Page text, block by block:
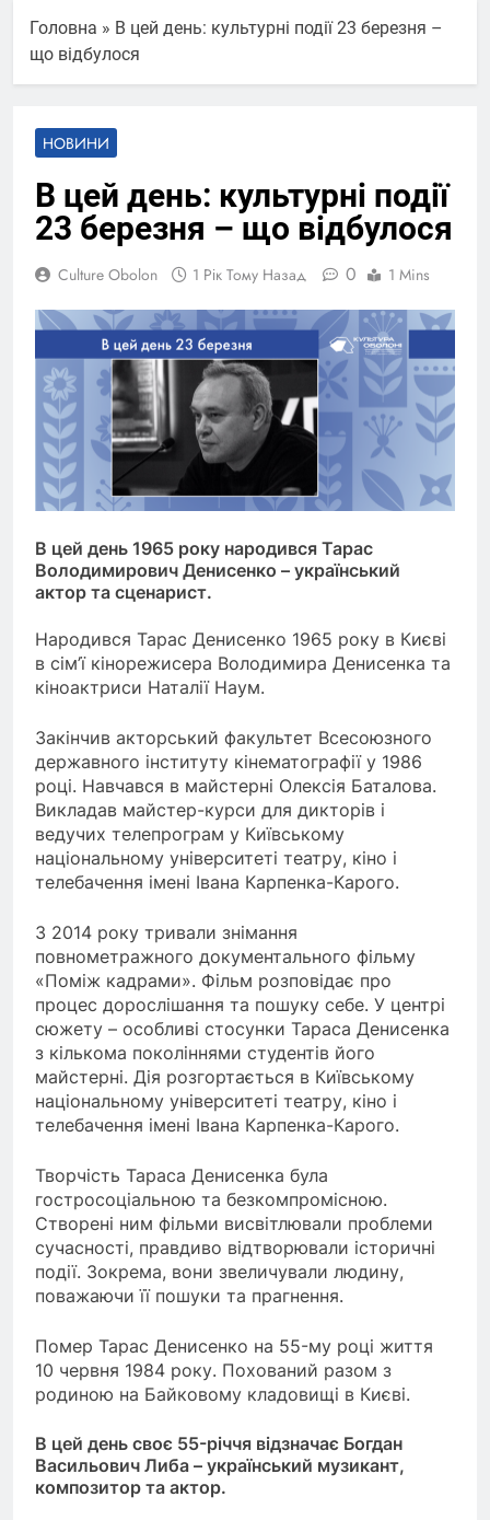
Головна » В цей день: культурні події 23 березня –
що відбулося
НОВИНИ
В цей день: культурні події
23 березня – що відбулося
Culture Obolon 1 Рік Тому Назад 0 1 Mins
В цей день 1965 року народився Тарас
Володимирович Денисенко – український
актор та сценарист.
Народився Тарас Денисенко 1965 року в Києві
в сім’ї кінорежисера Володимира Денисенка та
кіноактриси Наталії Наум.
Закінчив акторський факультет Всесоюзного
державного інституту кінематографії у 1986
році. Навчався в майстерні Олексія Баталова.
Викладав майстер-курси для дикторів і
ведучих телепрограм у Київському
національному університеті театру, кіно і
телебачення імені Івана Карпенка-Карого.
З 2014 року тривали знімання
повнометражного документального фільму
«Поміж кадрами». Фільм розповідає про
процес дорослішання та пошуку себе. У центрі
сюжету – особливі стосунки Тараса Денисенка
з кількома поколіннями студентів його
майстерні. Дія розгортається в Київському
національному університеті театру, кіно і
телебачення імені Івана Карпенка-Карого.
Творчість Тараса Денисенка була
гостросоціальною та безкомпромісною.
Створені ним фільми висвітлювали проблеми
сучасності, правдиво відтворювали історичні
події. Зокрема, вони звеличували людину,
поважаючи її пошуки та прагнення.
Помер Тарас Денисенко на 55-му році життя
10 червня 1984 року. Похований разом з
родиною на Байковому кладовищі в Києві.
В цей день своє 55-річчя відзначає Богдан
Васильович Либа – український музикант,
композитор та актор.